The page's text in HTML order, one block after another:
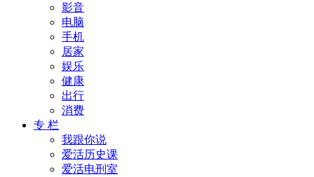
影音
电脑
手机
居家
娱乐
健康
出行
消费
专 栏
我跟你说
爱活历史课
爱活电刑室